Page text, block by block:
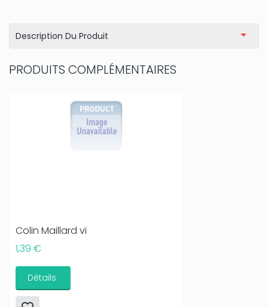
Description Du Produit
PRODUITS COMPLÉMENTAIRES
Colin Maillard vi
1,39 €
Détails